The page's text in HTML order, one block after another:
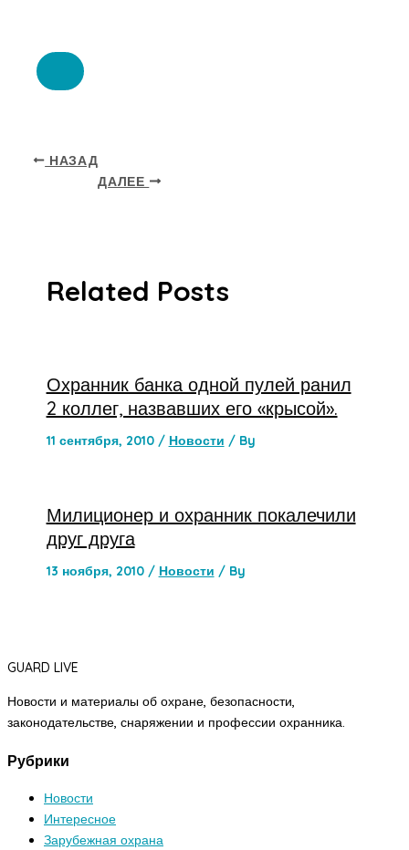
НАЗАД
ДАЛЕЕ
Related Posts
Охранник банка одной пулей ранил
2 коллег, назвавших его «крысой».
11 сентября, 2010 / Новости / By
Милиционер и охранник покалечили
друг друга
13 ноября, 2010 / Новости / By
GUARD LIVE
Новости и материалы об охране, безопасности,
законодательстве, снаряжении и профессии охранника.
Рубрики
Новости
Интересное
Зарубежная охрана